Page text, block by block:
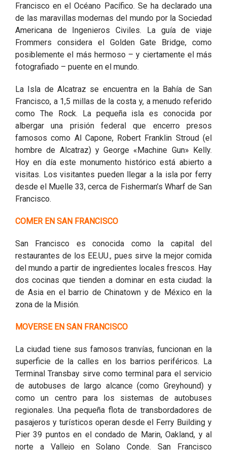
Francisco en el Océano Pacífico. Se ha declarado una
de las maravillas modernas del mundo por la Sociedad
Americana de Ingenieros Civiles. La guía de viaje
Frommers considera el Golden Gate Bridge, como
posiblemente el más hermoso – y ciertamente el más
fotografiado – puente en el mundo.
La Isla de Alcatraz se encuentra en la Bahía de San
Francisco, a 1,5 millas de la costa y, a menudo referido
como The Rock. La pequeña isla es conocida por
albergar una prisión federal que encerro presos
famosos como Al Capone, Robert Franklin Stroud (el
hombre de Alcatraz) y George «Machine Gun» Kelly.
Hoy en día este monumento histórico está abierto a
visitas. Los visitantes pueden llegar a la isla por ferry
desde el Muelle 33, cerca de Fisherman’s Wharf de San
Francisco.
COMER EN SAN FRANCISCO
San Francisco es conocida como la capital del
restaurantes de los EE.UU., pues sirve la mejor comida
del mundo a partir de ingredientes locales frescos. Hay
dos cocinas que tienden a dominar en esta ciudad: la
de Asia en el barrio de Chinatown y de México en la
zona de la Misión.
MOVERSE EN SAN FRANCISCO
La ciudad tiene sus famosos tranvías, funcionan en la
superficie de la calles en los barrios periféricos. La
Terminal Transbay sirve como terminal para el servicio
de autobuses de largo alcance (como Greyhound) y
como un centro para los sistemas de autobuses
regionales. Una pequeña flota de transbordadores de
pasajeros y turísticos operan desde el Ferry Building y
Pier 39 puntos en el condado de Marin, Oakland, y al
norte a Vallejo en Solano Conde. San Francisco